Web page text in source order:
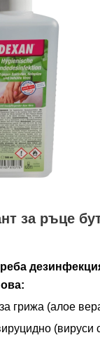
за ръце
грижа (алое
(вируси